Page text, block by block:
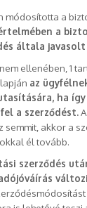
módosította a
a
általa
ellenében, 1
az
ha
a szerződést.
semmit, akkor a
él tovább.
szerződés